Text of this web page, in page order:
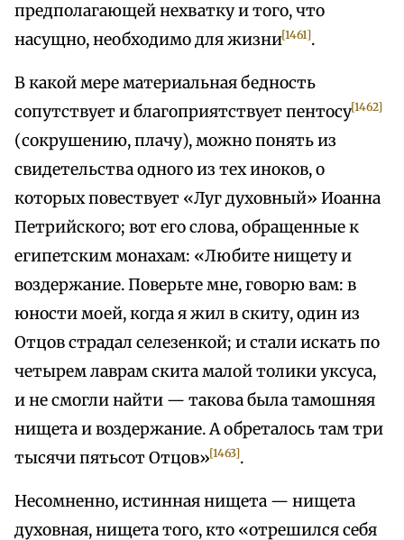
предполагающей нехватку и того, что
насущно, необходимо для жизни[1461].
В какой мере материальная бедность
сопутствует и благоприятствует пентосу[1462]
(сокрушению, плачу), можно понять из
свидетельства одного из тех иноков, о
которых повествует «Луг духовный» Иоанна
Петрийского; вот его слова, обращенные к
египетским монахам: «Любите нищету и
воздержание. Поверьте мне, говорю вам: в
юности моей, когда я жил в скиту, один из
Отцов страдал селезенкой; и стали искать по
четырем лаврам скита малой толики уксуса,
и не смогли найти — такова была тамошняя
нищета и воздержание. А обреталось там три
тысячи пятьсот Отцов»[1463].
Несомненно, истинная нищета — нищета
духовная, нищета того, кто «отрешился себя